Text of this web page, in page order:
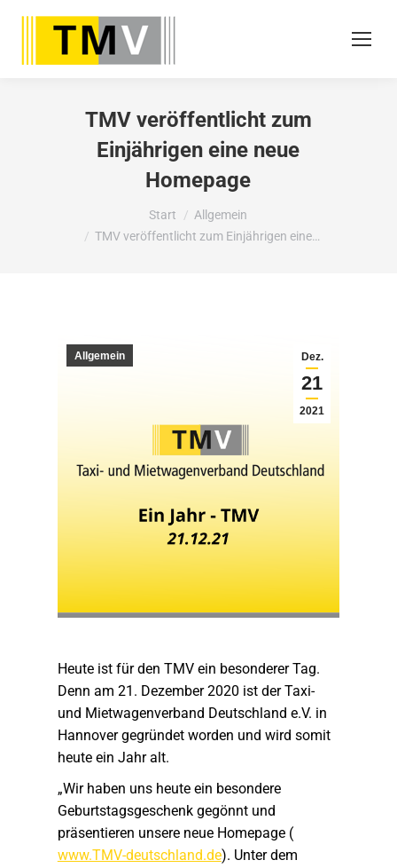
TMV veröffentlicht zum
Einjährigen eine neue
Homepage
Sie befinden sich hier:
Start
Allgemein
TMV veröffentlicht zum Einjährigen eine…
Dez.
21
2021
Allgemein
Heute ist für den TMV ein besonderer Tag.
Denn am 21. Dezember 2020 ist der Taxi-
und Mietwagenverband Deutschland e.V. in
Hannover gegründet worden und wird somit
heute ein Jahr alt.
„Wir haben uns heute ein besondere
Geburtstagsgeschenk gegönnt und
präsentieren unsere neue Homepage (
www.TMV-deutschland.de). Unter dem